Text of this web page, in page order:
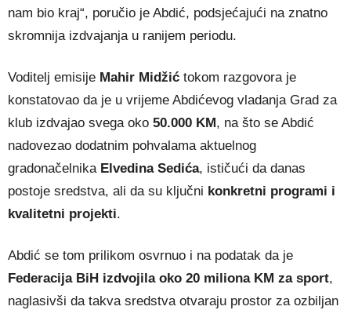
nam bio kraj“, poručio je Abdić, podsjećajući na znatno
skromnija izdvajanja u ranijem periodu.
Voditelj emisije Mahir Midžić tokom razgovora je
konstatovao da je u vrijeme Abdićevog vladanja Grad za
klub izdvajao svega oko 50.000 KM , na što se Abdić
nadovezao dodatnim pohvalama aktuelnog
gradonačelnika Elvedina Sedića, ističući da danas
postoje sredstva, ali da su ključni konkretni programi i
kvalitetni projekti.
Abdić se tom prilikom osvrnuo i na podatak da je
Federacija BiH izdvojila oko 20 miliona KM za sport,
naglasivši da takva sredstva otvaraju prostor za ozbiljan